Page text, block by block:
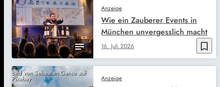
bookmark_border
Anzeige
16. Juli 2026
Wie ein Zauberer Events in
München unvergesslich macht
Bild von Sebastian Ganso auf
Pixabay Anzeige